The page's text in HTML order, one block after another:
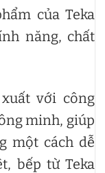
của Teka
năng, chất
với công
minh, giúp
một cách dễ
bếp từ Teka